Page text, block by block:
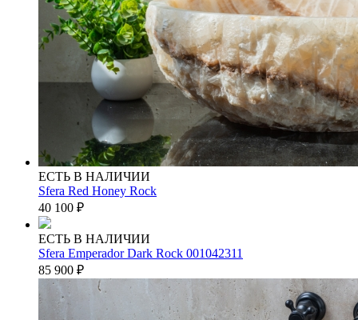
ЕСТЬ В НАЛИЧИИ
Sfera Red Honey Rock
40 100 ₽
ЕСТЬ В НАЛИЧИИ
Sfera Emperador Dark Rock 001042311
85 900 ₽